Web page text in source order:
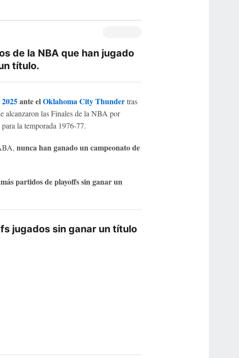
de la NBA que han jugado
título.
ante elOklahoma City Thundertras
alcanzaron las Finales de la NBA por
la temporada 1976-77.
nunca han ganado un campeonato de
partidos de playoffs sin ganar un
jugados sin ganar un título